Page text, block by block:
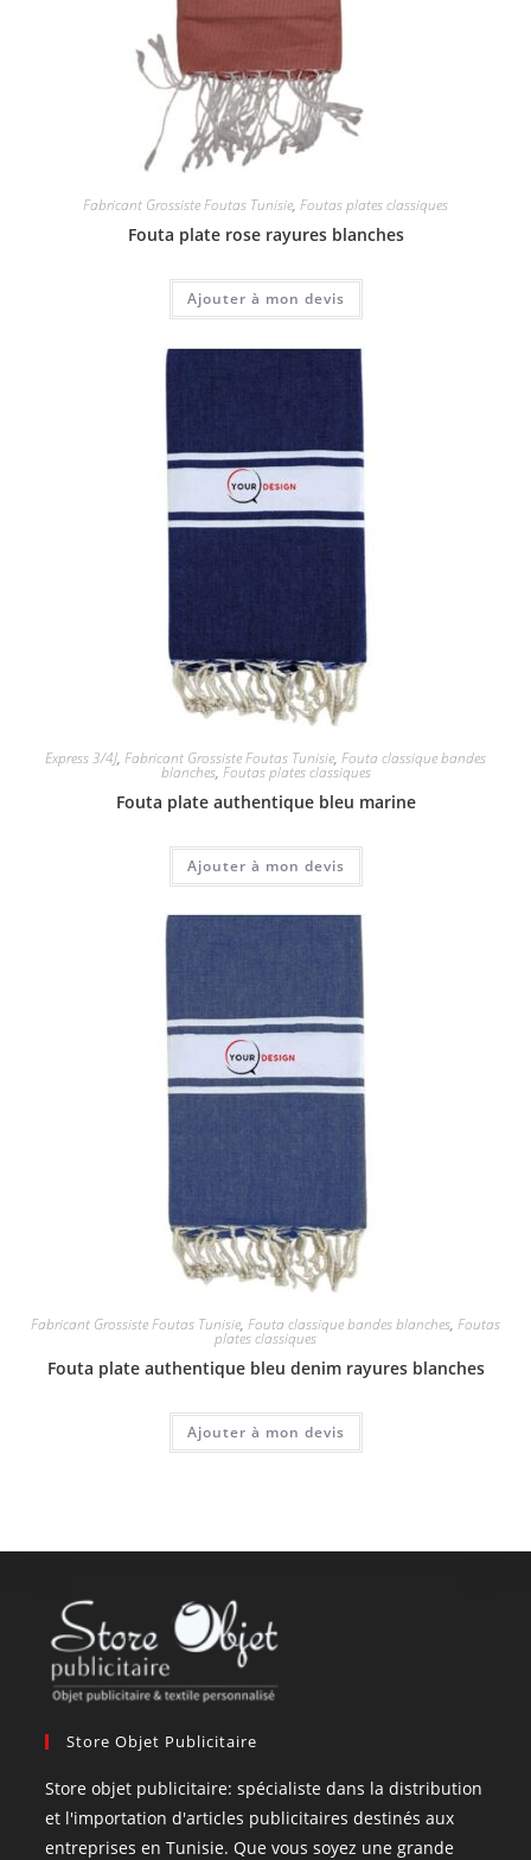
Fabricant Grossiste Foutas Tunisie, Foutas plates classiques
Fouta plate rose rayures blanches
Ajouter à mon devis
Express 3/4J, Fabricant Grossiste Foutas Tunisie, Fouta classique bandes
blanches, Foutas plates classiques
Fouta plate authentique bleu marine
Ajouter à mon devis
Fabricant Grossiste Foutas Tunisie, Fouta classique bandes blanches, Foutas
plates classiques
Fouta plate authentique bleu denim rayures blanches
Ajouter à mon devis
Store Objet Publicitaire
Store objet publicitaire: spécialiste dans la distribution
et l'importation d'articles publicitaires destinés aux
entreprises en Tunisie. Que vous soyez une grande